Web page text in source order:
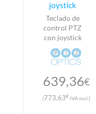
joystick
Teclado de
control PTZ
con joystick
639,36€
(773,63€ IVA incl.)